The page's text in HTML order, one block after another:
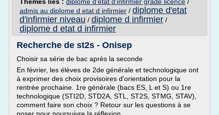
admis au diplome d etat d infirmier / diplome d'etat
d'infirmier niveau / diplome d infirmier /
diplome d etat d infirmier
Recherche de st2s - Onisep
Choisir sa série de bac après la seconde
En février, les élèves de 2de générale et technologique ont
à exprimer des choix provisoires d'orientation pour la
rentrée prochaine. 1re générale (bacs ES, L et S) ou 1re
technologique (STI2D, STD2A, STL, ST2S, STMG, STAV),
comment faire son choix ? Retour sur les questions à se